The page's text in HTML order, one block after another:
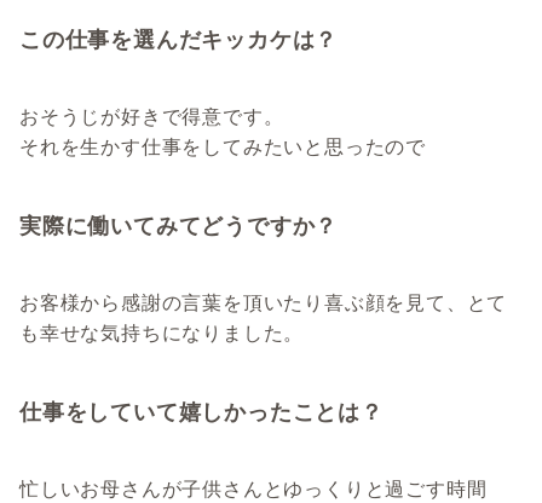
この仕事を選んだキッカケは？
おそうじが好きで得意です。
それを生かす仕事をしてみたいと思ったので
実際に働いてみてどうですか？
お客様から感謝の言葉を頂いたり喜ぶ顔を見て、とて
も幸せな気持ちになりました。
仕事をしていて嬉しかったことは？
忙しいお母さんが子供さんとゆっくりと過ごす時間